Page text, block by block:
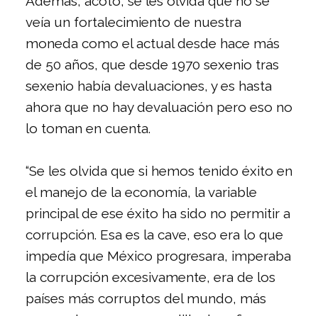
veía un fortalecimiento de nuestra
moneda como el actual desde hace más
de 50 años, que desde 1970 sexenio tras
sexenio había devaluaciones, y es hasta
ahora que no hay devaluación pero eso no
lo toman en cuenta.
“Se les olvida que si hemos tenido éxito en
el manejo de la economía, la variable
principal de ese éxito ha sido no permitir a
corrupción. Esa es la cave, eso era lo que
impedía que México progresara, imperaba
la corrupción excesivamente, era de los
países más corruptos del mundo, más